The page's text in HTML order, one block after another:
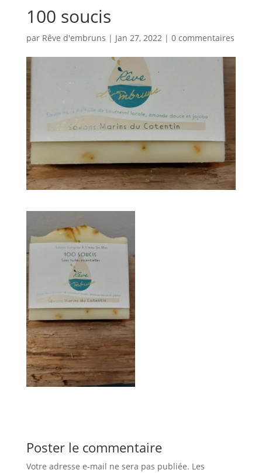
100 soucis
par Rêve d'embruns | Jan 27, 2022| 0 commentaires
Poster le commentaire
Votre adresse e-mail ne sera pas publiée. Les